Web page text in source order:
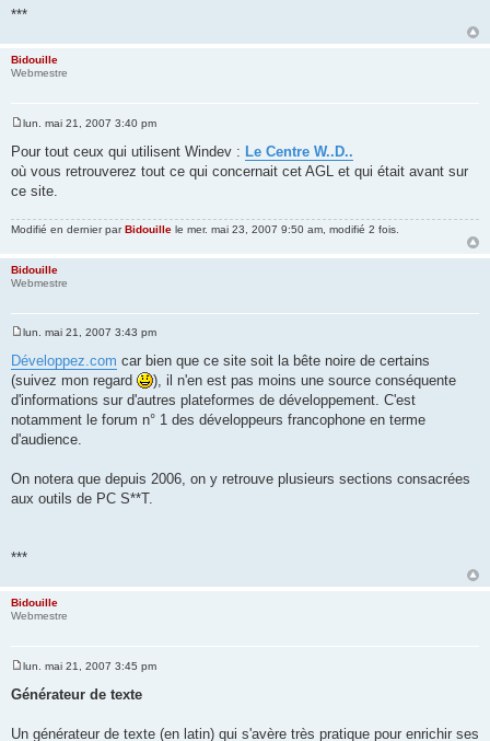
e
***
Bidouille
Webmestre
s
s
g
lun. mai 21, 2007 3:40 pm
Pour tout ceux qui utilisent Windev : Le Centre W..D..
où vous retrouverez tout ce qui concernait cet AGL et qui était avant sur
ce site.
Modifié en dernier parBidouille le mer. mai 23, 2007 9:50 am, modifié 2 fois.
Bidouille
Webmestre
e
s
s
g
e
lun. mai 21, 2007 3:43 pm
Développez.com car bien que ce site soit la bête noire de certains
(suivez mon regard
), il n'en est pas moins une source conséquente
d'informations sur d'autres plateformes de développement. C'est
notamment le forum n° 1 des développeurs francophone en terme
d'audience.
On notera que depuis 2006, on y retrouve plusieurs sections consacrées
aux outils de PC S**T.
***
Bidouille
Webmestre
e
s
lun. mai 21, 2007 3:45 pm
Générateur de texte
Un générateur de texte (en latin) qui s'avère très pratique pour enrichir ses